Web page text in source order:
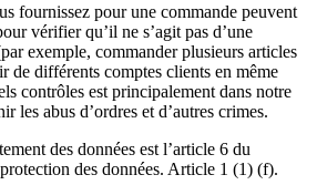
fournissez pour une commande peuvent
vérifier qu’il ne s’agit pas d’une
exemple, commander plusieurs articles
de différents comptes clients en même
contrôles est principalement dans notre
les abus d’ordres et d’autres crimes.
des données est l’article 6 du
des données. Article 1 (1) (f).